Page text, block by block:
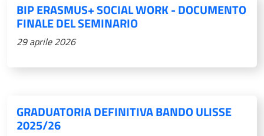
BIP ERASMUS+ SOCIAL WORK - DOCUMENTO
FINALE DEL SEMINARIO
29 aprile 2026
GRADUATORIA DEFINITIVA BANDO ULISSE
2025/26